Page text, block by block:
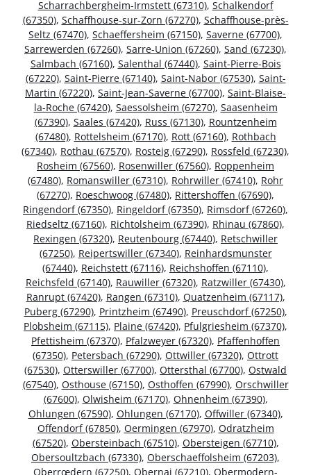
Scharrachbergheim-Irmstett (67310), Schalkendorf
(67350), Schaffhouse-sur-Zorn (67270), Schaffhouse-près-
Seltz (67470), Schaeffersheim (67150), Saverne (67700),
Sarrewerden (67260), Sarre-Union (67260), Sand (67230),
Salmbach (67160), Salenthal (67440), Saint-Pierre-Bois
(67220), Saint-Pierre (67140), Saint-Nabor (67530), Saint-
Martin (67220), Saint-Jean-Saverne (67700), Saint-Blaise-
la-Roche (67420), Saessolsheim (67270), Saasenheim
(67390), Saales (67420), Russ (67130), Rountzenheim
(67480), Rottelsheim (67170), Rott (67160), Rothbach
(67340), Rothau (67570), Rosteig (67290), Rossfeld (67230),
Rosheim (67560), Rosenwiller (67560), Roppenheim
(67480), Romanswiller (67310), Rohrwiller (67410), Rohr
(67270), Roeschwoog (67480), Rittershoffen (67690),
Ringendorf (67350), Ringeldorf (67350), Rimsdorf (67260),
Riedseltz (67160), Richtolsheim (67390), Rhinau (67860),
Rexingen (67320), Reutenbourg (67440), Retschwiller
(67250), Reipertswiller (67340), Reinhardsmunster
(67440), Reichstett (67116), Reichshoffen (67110),
Reichsfeld (67140), Rauwiller (67320), Ratzwiller (67430),
Ranrupt (67420), Rangen (67310), Quatzenheim (67117),
Puberg (67290), Printzheim (67490), Preuschdorf (67250),
Plobsheim (67115), Plaine (67420), Pfulgriesheim (67370),
Pfettisheim (67370), Pfalzweyer (67320), Pfaffenhoffen
(67350), Petersbach (67290), Ottwiller (67320), Ottrott
(67530), Otterswiller (67700), Ottersthal (67700), Ostwald
(67540), Osthouse (67150), Osthoffen (67990), Orschwiller
(67600), Olwisheim (67170), Ohnenheim (67390),
Ohlungen (67590), Ohlungen (67170), Offwiller (67340),
Offendorf (67850), Oermingen (67970), Odratzheim
(67520), Obersteinbach (67510), Obersteigen (67710),
Obersoultzbach (67330), Oberschaeffolsheim (67203),
Oberrœdern (67250), Obernai (67210), Obermodern-